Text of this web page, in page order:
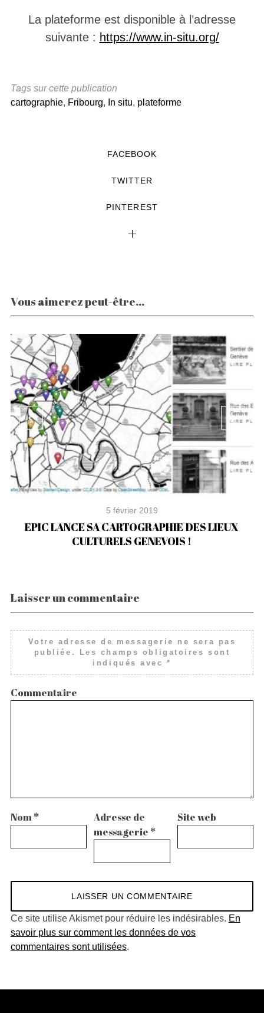
La plateforme est disponible à l’adresse
suivante : https://www.in-situ.org/
Tags sur cette publication
cartographie, Fribourg, In situ, plateforme
FACEBOOK
TWITTER
PINTEREST
Vous aimerez peut-être...
5 février 2019
EPIC LANCE SA CARTOGRAPHIE DES LIEUX
CULTURELS GENEVOIS !
Laisser un commentaire
Votre adresse de messagerie ne sera pas
publiée.
Les champs obligatoires sont
indiqués avec*
Commentaire
Nom*
Adresse de
messagerie *
Site web
Ce site utilise Akismet pour réduire les indésirables. En
savoir plus sur comment les données de vos
commentaires sont utilisées.